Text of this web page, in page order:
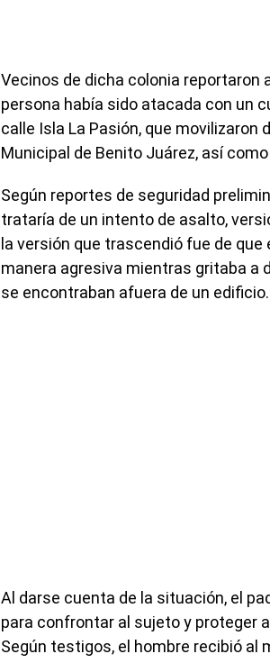
Vecinos de dicha colonia reportaron
persona había sido atacada con un
calle Isla La Pasión, que movilizaron
Municipal de Benito Juárez, así
Según reportes de seguridad
trataría de un intento de asalto,
la versión que trascendió fue de
manera agresiva mientras gritaba a
se encontraban afuera de un edificio.
Al darse cuenta de la situación, el
para confrontar al sujeto y proteger
Según testigos, el hombre recibió al